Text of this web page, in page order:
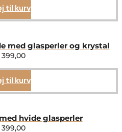
til kurv
med glasperler og krystal
til kurv
hvide glasperler